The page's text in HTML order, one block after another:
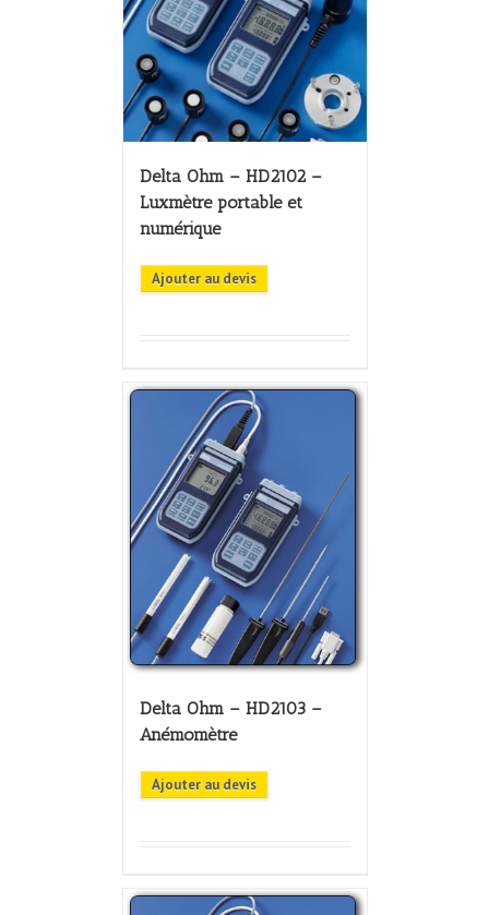
Delta Ohm – HD2102 –
Luxmètre portable et
numérique
Ajouter au devis
Delta Ohm – HD2103 –
Anémomètre
Ajouter au devis